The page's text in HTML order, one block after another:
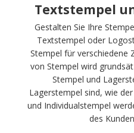
Textstempel
Gestalten Sie Ihre
Textstempel oder
Stempel für verschiedene
von Stempel wird
Stempel und
Lagerstempel sind, wie
und Individualstempel
des